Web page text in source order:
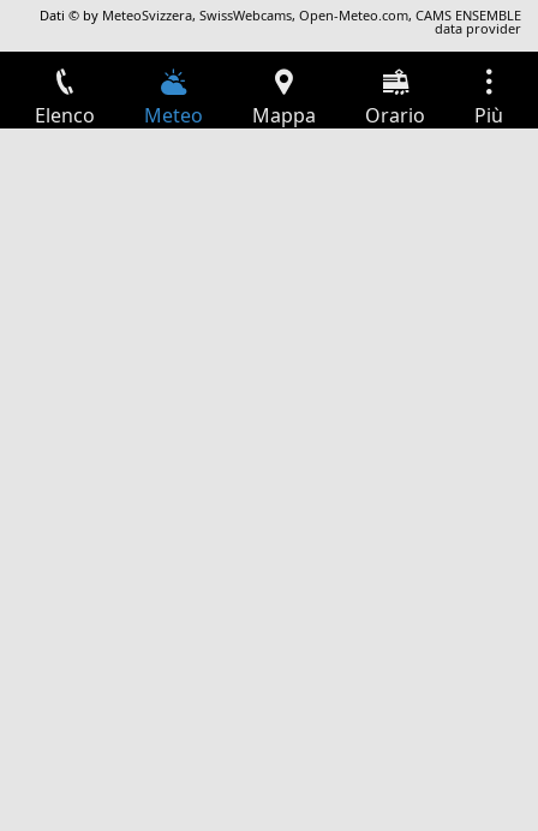
Dati © by MeteoSvizzera,SwissWebcams,Open-Meteo.com,CAMS ENSEMBLE
data provider
Elenco Meteo Mappa Orario Più